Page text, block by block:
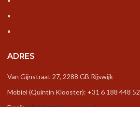
ADRES
Van Gijnstraat 27, 2288 GB Rijswijk
Mobiel (Quintin Klooster): +31 6 188 448 52
Email:info@bottlebusiness.nl